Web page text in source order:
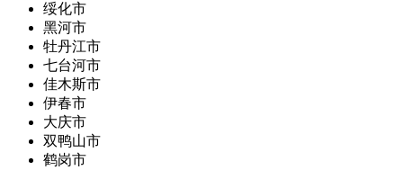
绥化市
黑河市
牡丹江市
七台河市
佳木斯市
伊春市
大庆市
双鸭山市
鹤岗市